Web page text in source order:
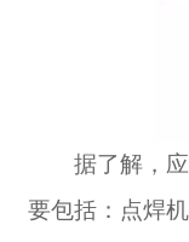
据了解，应
要包括：点焊